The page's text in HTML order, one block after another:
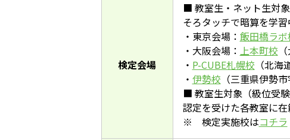
検定会場
■ 教室生・ネット生対象
そろタッチで暗算を学
・東京会場： 飯田橋ラボ
・大阪会場： 上本町校
・ P-CUBE札幌校 （北
・ 伊勢校 （三重県伊勢
■ 教室生対象（級位受験
認定を受けた各教室に
※ 検定実施校はコチラ